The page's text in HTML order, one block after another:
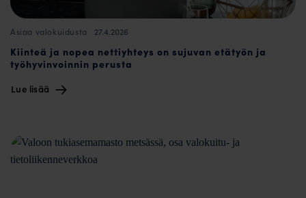
Asiaa valokuidusta 27.4.2026
Kiinteä ja nopea nettiyhteys on sujuvan etätyön ja
työhyvinvoinnin perusta
Lue lisää